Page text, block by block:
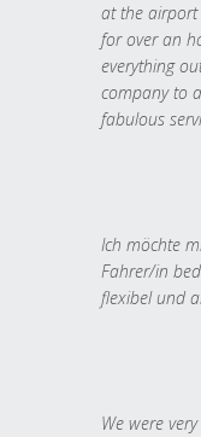
at the airport
for over an
everything
company to
fabulous
Ich möchte
Fahrer/in
flexibel und
We were